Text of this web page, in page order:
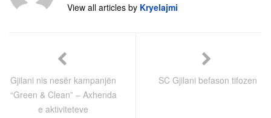
View all articles by Kryelajmi
Gjilani nis nesër kampanjën
“Green & Clean” – Axhenda
e aktiviteteve
SC Gjilani befason tifozen